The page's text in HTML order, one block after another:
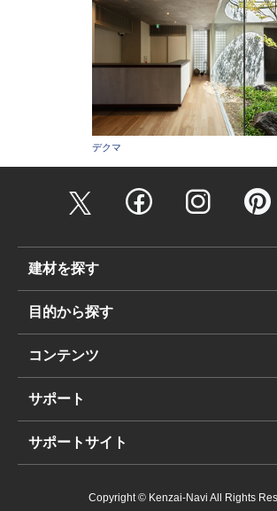
デクマ
建材を探す
目的から探す
コンテンツ
サポート
サポートサイト
Copyright © Kenzai-Navi All Rights